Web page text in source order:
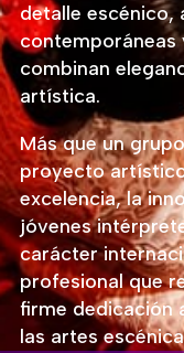
detalle escénico,
contemporáneas
combinan
artística.
Más que un
proyecto
excelencia, la
jóvenes
carácter
profesional que
firme dedicación
las artes